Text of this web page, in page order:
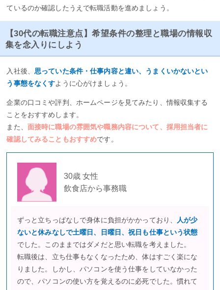
ているのか確認したうえで転職活動を進めましょう。
【30代の転職注意点】希望条件の整理と職場の情報収
集を念入りにしよう
入社後、思っていた条件・仕事内容と違い、うまくいかないとい
う事態をなくすように心がけましょう。
企業の口コミや評判、ホームページを見てみたり、情報収集する
ことをおすすめします。
また、 面接時に職場の雰囲気や職務内容について、採用担当者に
確認してみることもおすすめです。
30歳 女性
飲食店から事務職
ずっと立ちっぱなしで身体に負担がかかっており、 人が少
ないと休みなしで土曜日、日曜日、祝日も仕事という状態
でした。このままではダメだと思い転職を考えました。
転職後は、立ち仕事もなくなったため、体はすごく楽にな
りました。しかし、パソコンを使う仕事をしていなかった
ので、パソコンの使い方を覚えるのに必死でした。慣れて